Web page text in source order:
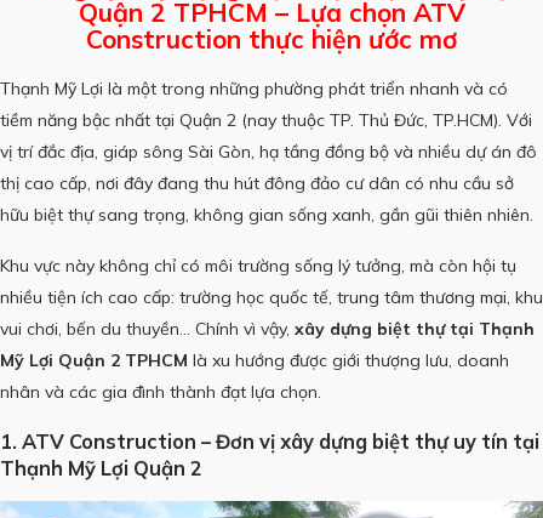
Quận 2 TPHCM – Lựa chọn ATV
Construction thực hiện ước mơ
Thạnh Mỹ Lợi là một trong những phường phát triển nhanh và có
tiềm năng bậc nhất tại Quận 2 (nay thuộc TP. Thủ Đức, TP.HCM). Với
vị trí đắc địa, giáp sông Sài Gòn, hạ tầng đồng bộ và nhiều dự án đô
thị cao cấp, nơi đây đang thu hút đông đảo cư dân có nhu cầu sở
hữu biệt thự sang trọng, không gian sống xanh, gần gũi thiên nhiên.
Khu vực này không chỉ có môi trường sống lý tưởng, mà còn hội tụ
nhiều tiện ích cao cấp: trường học quốc tế, trung tâm thương mại, khu
vui chơi, bến du thuyền… Chính vì vậy, xây dựng biệt thự tại Thạnh
Mỹ Lợi Quận 2 TPHCM là xu hướng được giới thượng lưu, doanh
nhân và các gia đình thành đạt lựa chọn.
1. ATV Construction – Đơn vị xây dựng biệt thự uy tín tại
Thạnh Mỹ Lợi Quận 2